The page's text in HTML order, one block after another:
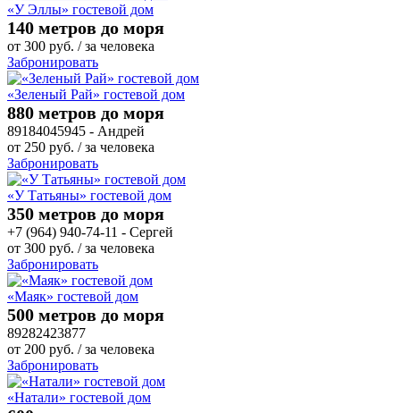
«У Эллы» гостевой дом
140 метров до моря
от 300 руб. / за человека
Забронировать
«Зеленый Рай» гостевой дом
880 метров до моря
89184045945 - Андрей
от 250 руб. / за человека
Забронировать
«У Татьяны» гостевой дом
350 метров до моря
+7 (964) 940-74-11 - Сергей
от 300 руб. / за человека
Забронировать
«Маяк» гостевой дом
500 метров до моря
89282423877
от 200 руб. / за человека
Забронировать
«Натали» гостевой дом